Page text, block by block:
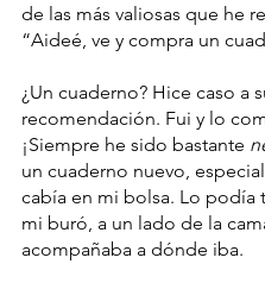
de las más valiosas que he
“Aideé, ve y compra un
¿Un cuaderno? Hice caso a
recomendación. Fui y lo
¡Siempre he sido bastante
un cuaderno nuevo,
cabía en mi bolsa. Lo podía
mi buró, a un lado de la
acompañaba a dónde iba.